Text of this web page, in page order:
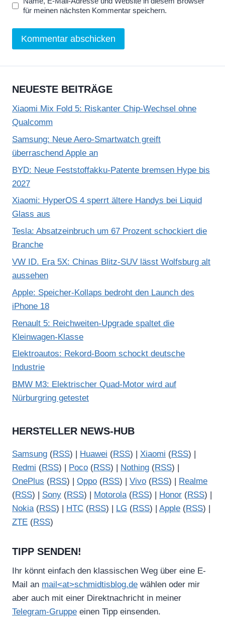
für meinen nächsten Kommentar speichern.
NEUESTE BEITRÄGE
Xiaomi Mix Fold 5: Riskanter Chip-Wechsel ohne
Qualcomm
Samsung: Neue Aero-Smartwatch greift
überraschend Apple an
BYD: Neue Feststoffakku-Patente bremsen Hype bis
2027
Xiaomi: HyperOS 4 sperrt ältere Handys bei Liquid
Glass aus
Tesla: Absatzeinbruch um 67 Prozent schockiert die
Branche
VW ID. Era 5X: Chinas Blitz-SUV lässt Wolfsburg alt
aussehen
Apple: Speicher-Kollaps bedroht den Launch des
iPhone 18
Renault 5: Reichweiten-Upgrade spaltet die
Kleinwagen-Klasse
Elektroautos: Rekord-Boom schockt deutsche
Industrie
BMW M3: Elektrischer Quad-Motor wird auf
Nürburgring getestet
HERSTELLER NEWS-HUB
Samsung (RSS) | Huawei (RSS) | Xiaomi (RSS) |
Redmi (RSS) | Poco (RSS) | Nothing (RSS) |
OnePlus (RSS) | Oppo (RSS) | Vivo (RSS) | Realme
(RSS) | Sony (RSS) | Motorola(RSS) | Honor (RSS) |
Nokia(RSS) | HTC (RSS) | LG (RSS) | Apple (RSS) |
ZTE (RSS)
TIPP SENDEN!
Ihr könnt einfach den klassischen Weg über eine E-
Mail an mail<at>schmidtisblog.de wählen oder mir
aber auch mit einer Direktnachricht in meiner
Telegram-Gruppe einen Tipp einsenden.